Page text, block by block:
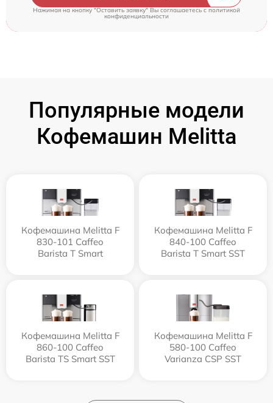
Нажимая на кнопку "Оставить заявку" Вы соглашаетесь cполитикой
конфиденциальности
Популярные модели
Кофемашин Melitta
Кофемашина Melitta F
830-101 Caffeo
Barista T Smart
Кофемашина Melitta F
840-100 Caffeo
Barista T Smart SST
Кофемашина Melitta F
860-100 Caffeo
Barista TS Smart SST
Кофемашина Melitta F
580-100 Caffeo
Varianza CSP SST